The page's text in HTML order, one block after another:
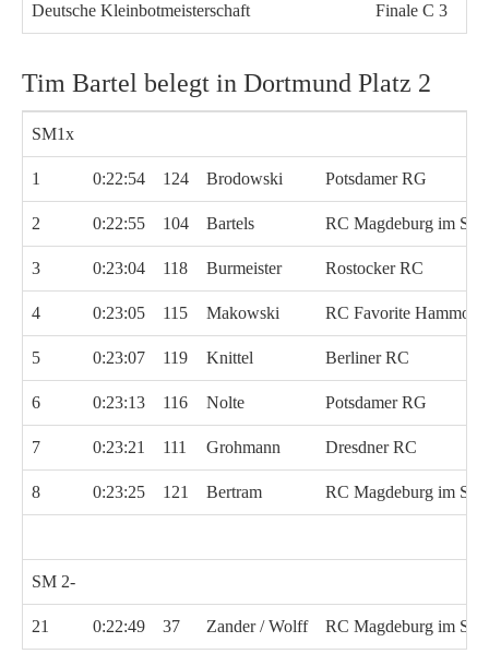
Deutsche Kleinbotmeisterschaft Finale C 3
Tim Bartel belegt in Dortmund Platz 2
SM1x
1 0:22:54 124 Brodowski Potsdamer RG
2 0:22:55 104 Bartels RC Magdeburg im SC
3 0:23:04 118 Burmeister Rostocker RC
4 0:23:05 115 Makowski RC Favorite
5 0:23:07 119 Knittel Berliner RC
6 0:23:13 116 Nolte Potsdamer RG
7 0:23:21 111 Grohmann Dresdner RC
8 0:23:25 121 Bertram RC Magdeburg im SC
SM 2-
21 0:22:49 37 Zander / Wolff RC Magdeburg im SC